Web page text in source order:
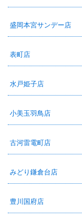
盛岡本宮サンデー店
表町店
水戸姫子店
小美玉羽鳥店
古河雷電町店
みどり鎌倉台店
豊川国府店